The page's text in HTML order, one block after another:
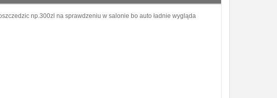
np.300zl na sprawdzeniu w salonie bo auto ładnie wygląda